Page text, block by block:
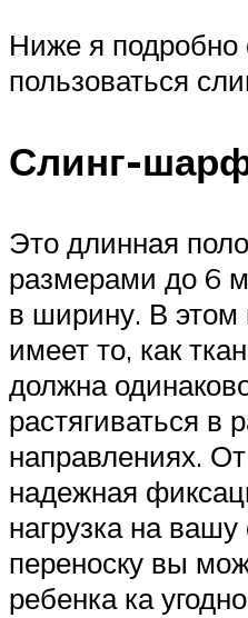
Ниже я подробно
пользоваться
Слинг-
Это длинная
размерами до 6
в ширину. В этом
имеет то, как
должна
растягиваться в
направлениях. От
надежная
нагрузка на вашу
переноску вы
ребенка ка